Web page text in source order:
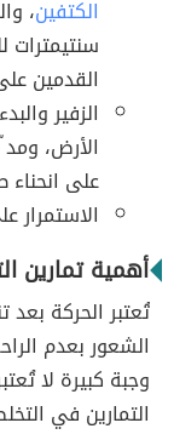
الكتفين،
سنتيمترات
القدمين
الزفير
الأرض، ومد
على
الاستمرار
أهمية تمارين
تُعتبر الحركة
الشعور بعدم
وجبة كبيرة لا
التمارين في